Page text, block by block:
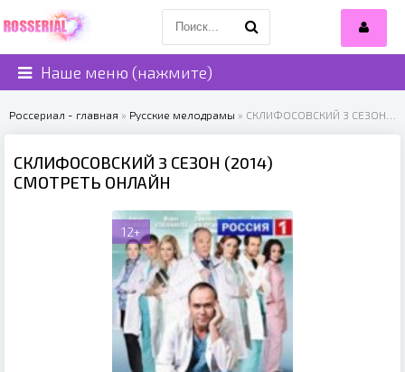
Наше меню (нажмите)
Россериал - главная » Русские мелодрамы » СКЛИФОСОВСКИЙ 3 СЕЗОН (2014)
СКЛИФОСОВСКИЙ 3 СЕЗОН (2014)
СМОТРЕТЬ ОНЛАЙН
12+